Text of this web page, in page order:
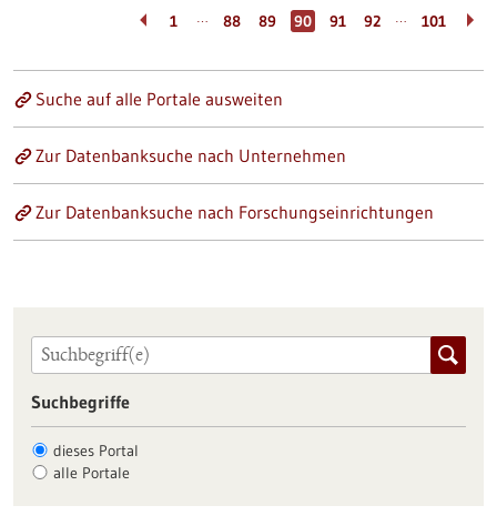
1 … 88 89 90 91 92 … 101
Suche auf alle Portale ausweiten
Zur Datenbanksuche nach Unternehmen
Zur Datenbanksuche nach Forschungseinrichtungen
Suchbegriffe
dieses Portal
alle Portale